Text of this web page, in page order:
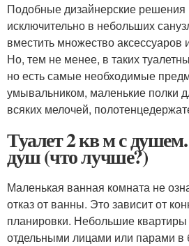
Подобные дизайнерские решения
исключительно в небольших
вместить множество аксессуаров
Но, тем не менее, в таких
но есть самые необходимые
умывальником, маленькие полки
всяких мелочей,
Туалет 2 кв м с
душ (что лучше?)
Маленькая ванная комната не
отказ от ванны. Это зависит от
планировки. Небольшие
отдельными лицами или парами